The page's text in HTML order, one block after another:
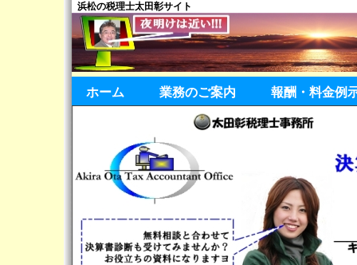
浜松の税理士太田彰サイト
ホーム 業務のご案内 報酬・料金例